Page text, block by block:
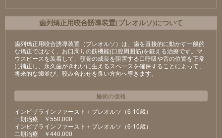
⻭列矯正⽤咬合誘導装置(プレオルソ)について
歯列矯正用咬合誘導装置（プレオルソ）は、歯を直接的に動かす一般的
な矯正ではなく、お口周りの筋機能(口腔周囲筋)を鍛える治療です。マ
ウスピースを装着して、顎骨の成長を阻害する口呼吸や舌の位置を正常
に補正し、永久歯がきれいに生えるスペースを確保することによって、
将来的な歯並び、咬み合わせを良い方向へ導きます。
施術の価格
インビザラインファースト＋プレオルソ（6-10歳）
⼀期治療 ￥550,000
インビザラインファースト＋プレオルソ（6-10歳）
⼆期治療 ￥440,000